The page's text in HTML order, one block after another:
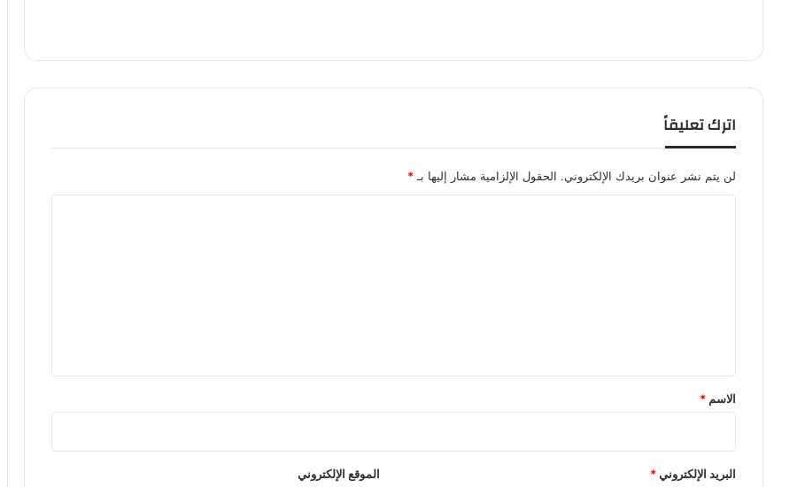
اترك تعليقاً
لن يتم نشر عنوان بريدك الإلكتروني. الحقول الإلزامية مشار إليها بـ *
*
الاسم *
البريد الإلكتروني* الموقع الإلكتروني